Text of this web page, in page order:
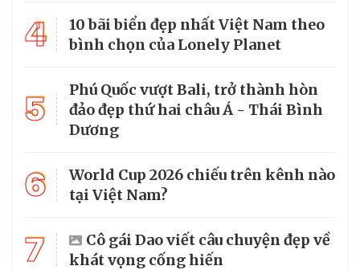
4
10 bãi biển đẹp nhất Việt Nam theo
bình chọn của Lonely Planet
5
Phú Quốc vượt Bali, trở thành hòn
đảo đẹp thứ hai châu Á - Thái Bình
Dương
6
World Cup 2026 chiếu trên kênh nào
tại Việt Nam?
7
Cô gái Dao viết câu chuyện đẹp về
khát vọng cống hiến